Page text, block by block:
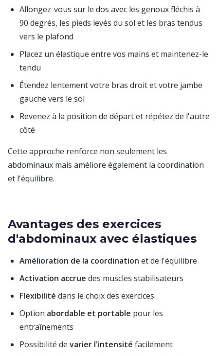
Allongez-vous sur le dos avec les genoux fléchis à
90 degrés, les pieds levés du sol et les bras tendus
vers le plafond
Placez un élastique entre vos mains et maintenez-le
tendu
Étendez lentement votre bras droit et votre jambe
gauche vers le sol
Revenez à la position de départ et répétez de l'autre
côté
Cette approche renforce non seulement les
abdominaux mais améliore également la coordination
et l'équilibre.
Avantages des exercices
d'abdominaux avec élastiques
Amélioration de la coordination et de l'équilibre
Activation accrue des muscles stabilisateurs
Flexibilité dans le choix des exercices
Option abordable et portable pour les
entraînements
Possibilité de varier l'intensité facilement